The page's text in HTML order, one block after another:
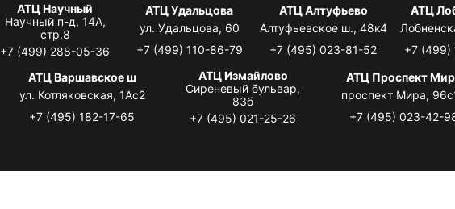
АТЦ Научный
Научный п-д, 14А,
стр.8
+7 (499) 288-05-36
АТЦ Удальцова
ул. Удальцова, 60
+7 (499) 110-86-79
АТЦ Алтуфьево
Алтуфьевское ш., 48к4
+7 (495) 023-81-52
АТЦ
+7 (499)
АТЦ Варшавское ш
ул. Котляковская, 1Ас2
+7 (495) 182-17-65
АТЦ Измайлово
Сиреневый бульвар,
83б
+7 (495) 021-25-26
АТЦ Проспект
проспект Мира,
+7 (495) 023-42-